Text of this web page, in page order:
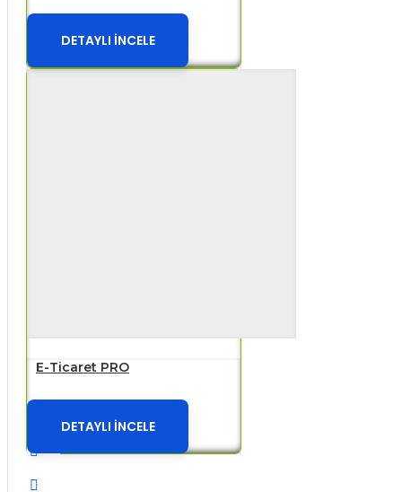
DETAYLI İNCELE
E-Ticaret PRO
DETAYLI İNCELE